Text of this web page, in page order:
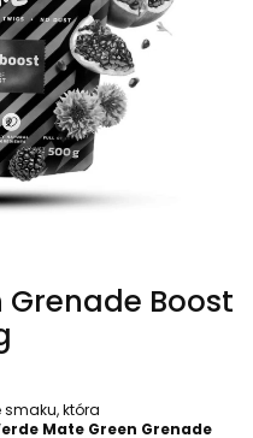
Boost
smaku, która
Mate Green Grenade